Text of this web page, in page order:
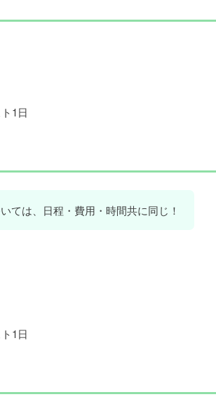
1日
ては、日程・費用・時間共に同じ！
1日